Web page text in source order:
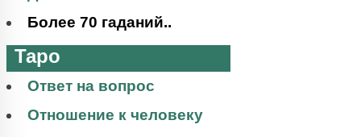
Более 70 гаданий..
Таро
Ответ на вопрос
Отношение к человеку